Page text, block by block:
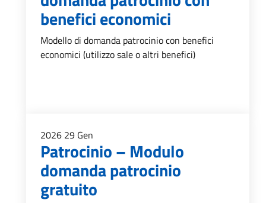
benefici economici
Modello di domanda patrocinio con benefici
economici (utilizzo sale o altri benefici)
2026 29 Gen
Patrocinio – Modulo
domanda patrocinio
gratuito